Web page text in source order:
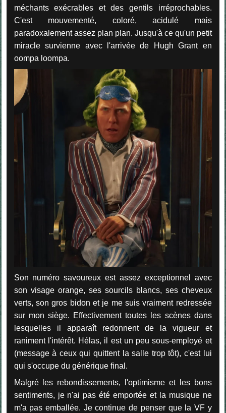
méchants exécrables et des gentils irréprochables.
C'est mouvementé, coloré, acidulé mais
paradoxalement assez plan plan. Jusqu'à ce qu'un petit
miracle survienne avec l'arrivée de Hugh Grant en
oompa loompa.
Son numéro savoureux est assez exceptionnel avec
son visage orange, ses sourcils blancs, ses cheveux
verts, son gros bidon et je me suis vraiment redressée
sur mon siège. Effectivement toutes les scènes dans
lesquelles il apparaît redonnent de la vigueur et
raniment l'intérêt. Hélas, il est un peu sous-employé et
(message à ceux qui quittent la salle trop tôt), c'est lui
qui s'occupe du générique final.
Malgré les rebondissements, l'optimisme et les bons
sentiments, je n'ai pas été emportée et la musique ne
m'a pas emballée. Je continue de penser que la VF y